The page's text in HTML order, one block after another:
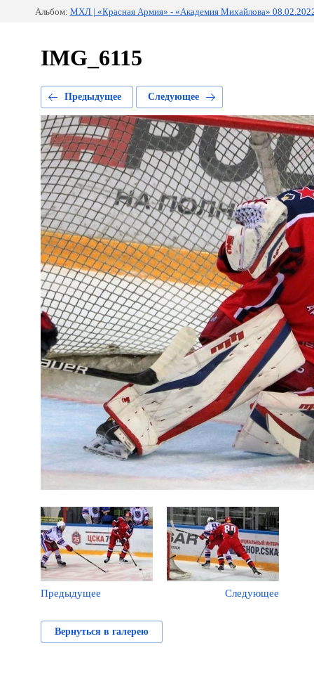
Альбом: МХЛ | «Красная Армия» - «Академия Михайлова»
IMG_6115
Предыдущее Следующее
Предыдущее Следующее
Вернуться в галерею